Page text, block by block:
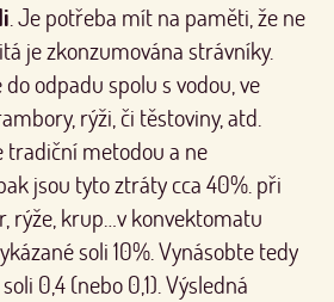
. Je potřeba mít na paměti, že ne
je zkonzumována strávníky.
odpadu spolu s vodou, ve
rýži, či těstoviny, atd.
tradiční metodou a ne
jsou tyto ztráty cca 40%. při
rýže, krup…v konvektomatu
soli 10%. Vynásobte tedy
0,4 (nebo 0,1). Výsledná